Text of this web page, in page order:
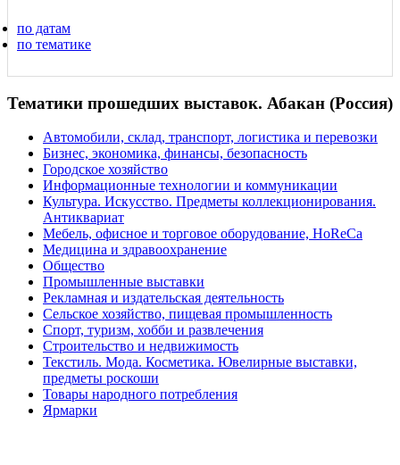
по датам
по тематике
Тематики прошедших выставок. Абакан (Россия)
Автомобили, склад, транспорт, логистика и перевозки
Бизнес, экономика, финансы, безопасность
Городское хозяйство
Информационные технологии и коммуникации
Культура. Искусство. Предметы коллекционирования.
Антиквариат
Мебель, офисное и торговое оборудование, HoReCa
Медицина и здравоохранение
Общество
Промышленные выставки
Рекламная и издательская деятельность
Сельское хозяйство, пищевая промышленность
Спорт, туризм, хобби и развлечения
Строительство и недвижимость
Текстиль. Мода. Косметика. Ювелирные выставки,
предметы роскоши
Товары народного потребления
Ярмарки